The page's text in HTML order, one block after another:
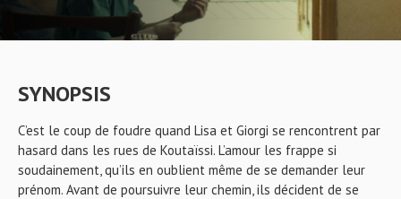
SYNOPSIS
C’est le coup de foudre quand Lisa et Giorgi se rencontrent par
hasard dans les rues de Koutaïssi. L’amour les frappe si
soudainement, qu’ils en oublient même de se demander leur
prénom. Avant de poursuivre leur chemin, ils décident de se